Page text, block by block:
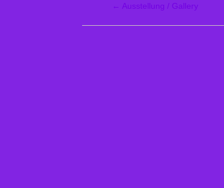
← Ausstellung / Gallery